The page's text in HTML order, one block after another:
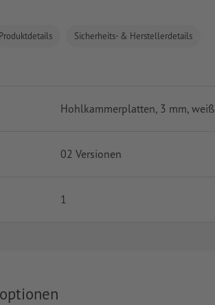
Produktdetails Sicherheits- & Herstellerdetails
Hohlkammerplatten, 3 mm, weiß
02 Versionen
1